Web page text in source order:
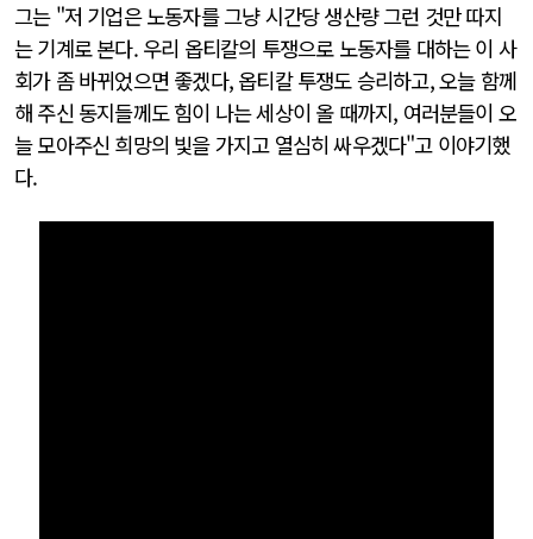
그는 "저 기업은 노동자를 그냥 시간당 생산량 그런 것만 따지
는 기계로 본다. 우리 옵티칼의 투쟁으로 노동자를 대하는 이 사
회가 좀 바뀌었으면 좋겠다, 옵티칼 투쟁도 승리하고, 오늘 함께
해 주신 동지들께도 힘이 나는 세상이 올 때까지, 여러분들이 오
늘 모아주신 희망의 빛을 가지고 열심히 싸우겠다"고 이야기했
다.